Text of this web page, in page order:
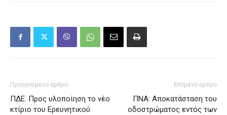
Προηγούμενο άρθρο
ΠΔΕ: Προς υλοποίηση το νέο
κτίριο του Ερευνητικού
Επόμενο άρθρο
ΠΝΑ: Αποκατάσταση του
οδοστρώματος εντός των